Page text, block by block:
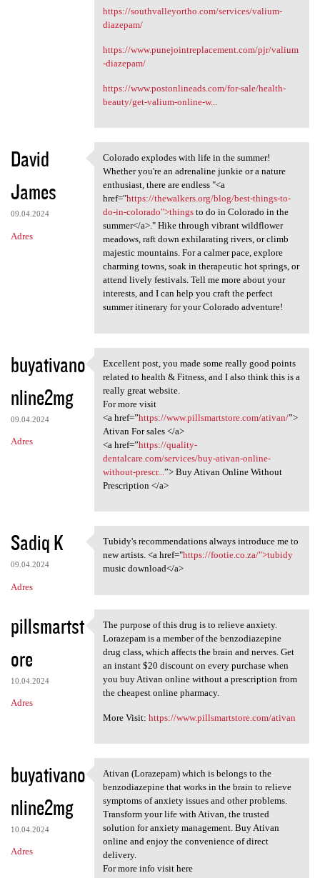
https://southvalleyortho.com/services/valium-
diazepam/
https://www.punejointreplacement.com/pjr/valium
-diazepam/
https://www.postonlineads.com/for-sale/health-
beauty/get-valium-online-w...
David
James
09.04.2024
Adres
Colorado explodes with life
Colorado explodes with life in the summer!
Whether you're an adrenaline junkie or a nature
enthusiast, there are endless "<a
href="https://thewalkers.org/blog/best-things-to-
do-in-colorado">thingsto do in Colorado in the
summer</a>." Hike through vibrant wildflower
meadows, raft down exhilarating rivers, or climb
majestic mountains. For a calmer pace, explore
charming towns, soak in therapeutic hot springs, or
attend lively festivals. Tell me more about your
interests, and I can help you craft the perfect
summer itinerary for your Colorado adventure!
buyativano
nline2mg
09.04.2024
Adres
Excellent post, you made some
Excellent post, you made some really good points
related to health & Fitness, and I also think this is a
really great website.
For more visit
<a href=”https://www.pillsmartstore.com/ativan/”>
Ativan For sales </a>
<a href=”https://quality-
dentalcare.com/services/buy-ativan-online-
without-prescr... ”> Buy Ativan Online Without
Prescription </a>
Sadiq K
09.04.2024
Adres
Tubidy's recommendations
Tubidy's recommendations always introduce me to
new artists. <a href="https://footie.co.za/">tubidy
music download</a>
pillsmartst
ore
10.04.2024
Adres
The purpose of this drug is
The purpose of this drug is to relieve anxiety.
Lorazepam is a member of the benzodiazepine
drug class, which affects the brain and nerves. Get
an instant $20 discount on every purchase when
you buy Ativan online without a prescription from
the cheapest online pharmacy.
More Visit: https://www.pillsmartstore.com/ativan
buyativano
nline2mg
10.04.2024
Adres
Ativan (Lorazepam) which is
Ativan (Lorazepam) which is belongs to the
benzodiazepine that works in the brain to relieve
symptoms of anxiety issues and other problems.
Transform your life with Ativan, the trusted
solution for anxiety management. Buy Ativan
online and enjoy the convenience of direct
delivery.
For more info visit here